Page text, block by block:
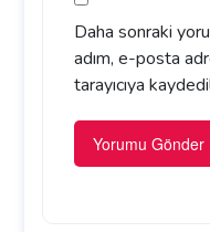
Daha sonraki
adım, e-posta
tarayıcıya